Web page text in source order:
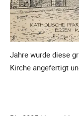
Jahre wurde diese
Kirche angefertigt